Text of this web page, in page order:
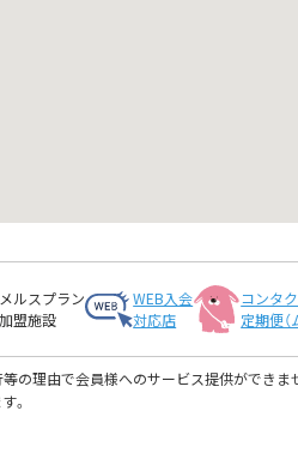
メルスプラン
加盟施設
WEB入会
対応店
コンタ
定期便（
等の理由で会員様へのサービス提供ができま
。